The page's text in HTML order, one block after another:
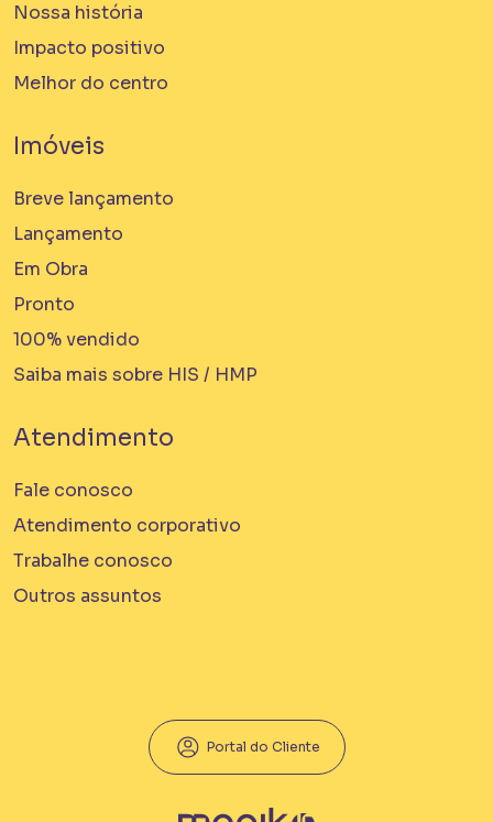
Nossa história
Impacto positivo
Melhor do centro
Imóveis
Breve lançamento
Lançamento
Em Obra
Pronto
100% vendido
Saiba mais sobre HIS / HMP
Atendimento
Fale conosco
Atendimento corporativo
Trabalhe conosco
Outros assuntos
Portal do Cliente